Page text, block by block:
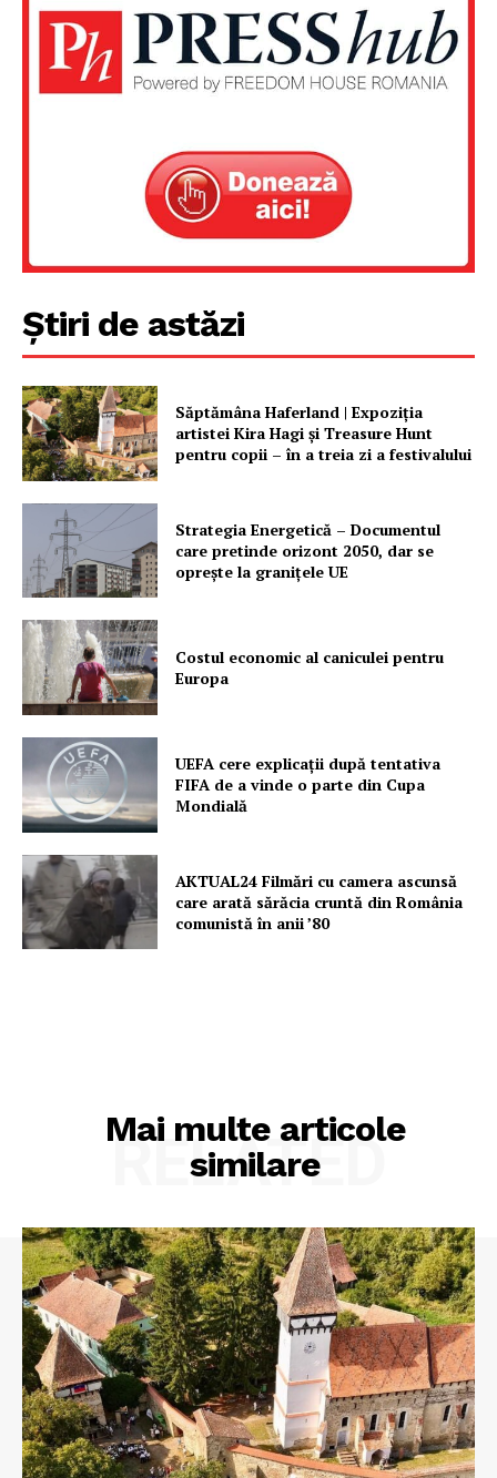
Un proiect
FREEDOM HOUSE ROMÂNIA
PRESShub
Despre noi / Echipa
Rețea
Contact
Știri de astăzi
Săptămâna Haferland | Expoziţia
artistei Kira Hagi şi Treasure Hunt
pentru copii – în a treia zi a festivalului
Strategia Energetică – Documentul
care pretinde orizont 2050, dar se
oprește la granițele UE
Costul economic al caniculei pentru
Europa
UEFA cere explicații după tentativa
FIFA de a vinde o parte din Cupa
Mondială
AKTUAL24 Filmări cu camera ascunsă
care arată sărăcia cruntă din România
comunistă în anii ’80
Mai multe articole
similare
RELATED